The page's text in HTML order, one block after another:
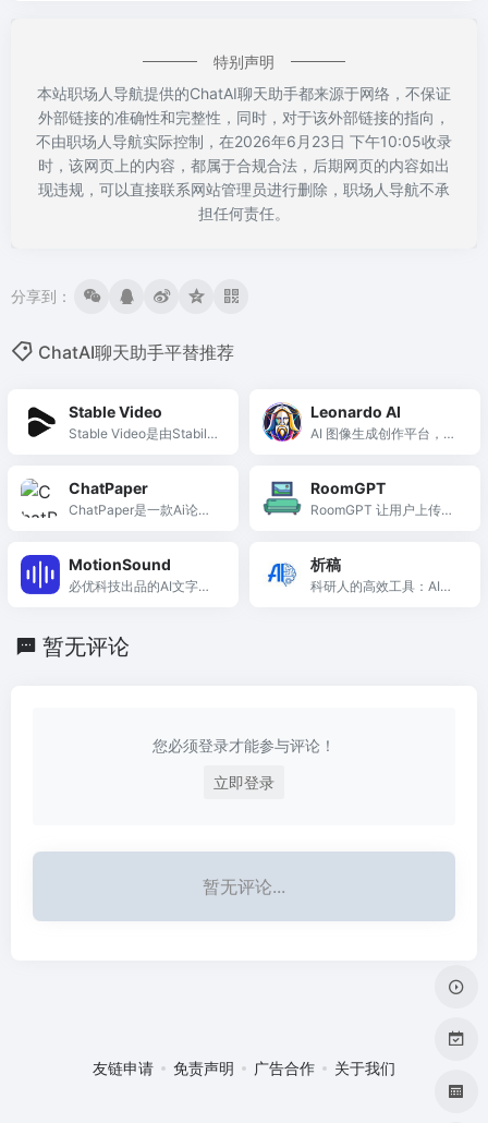
特别声明
本站职场人导航提供的ChatAI聊天助手都来源于网络，不保证
外部链接的准确性和完整性，同时，对于该外部链接的指向，
不由职场人导航实际控制，在2026年6月23日 下午10:05收录
时，该网页上的内容，都属于合规合法，后期网页的内容如出
现违规，可以直接联系网站管理员进行删除，职场人导航不承
担任何责任。
分享到：
ChatAI聊天助手平替推荐
Stable Video
Stable Video是由Stabilit
Leonardo AI
AI 图像生成创作平台，可
内容！
ChatPaper
ChatPaper是一款Ai论文
有用信息，帮助用户快速
阅读PDF和Arxiv论文，并
能。
RoomGPT
RoomGPT 让用户上传房
获得家居灵感。
MotionSound
必优科技出品的AI文字转
析稿
科研人的高效工具：AI论
暂无评论
您必须登录才能参与评论！
立即登录
暂无评论...
友链申请 免责声明 广告合作 关于我们